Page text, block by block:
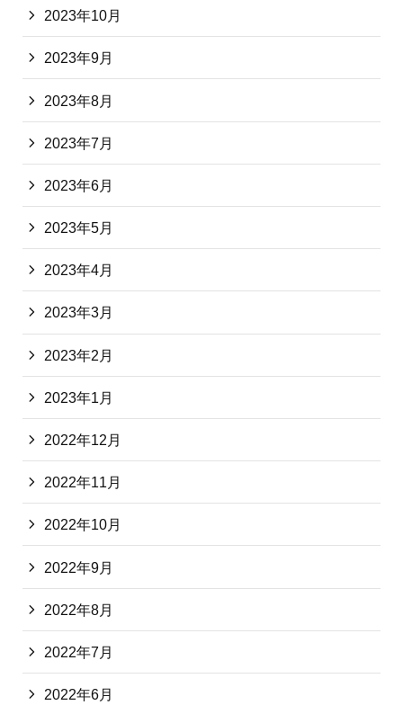
2023年10月
2023年9月
2023年8月
2023年7月
2023年6月
2023年5月
2023年4月
2023年3月
2023年2月
2023年1月
2022年12月
2022年11月
2022年10月
2022年9月
2022年8月
2022年7月
2022年6月